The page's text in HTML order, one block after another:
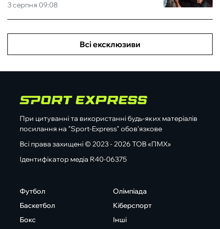
3 серпня 09:08
Всі ексклюзиви
При цитуванні та використанні будь-яких матеріалів
посилання на "Sport-Express" обов'язкове
Всі права захищені © 2023 - 2026 ТОВ «ПМХ»
Ідентифікатор медіа R40-06375
Футбол
Баскетбол
Бокс
Олімпіада
Кіберспорт
Інші